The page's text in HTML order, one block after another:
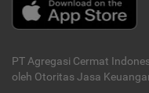
PT Agregasi Cermat
oleh Otoritas Jasa